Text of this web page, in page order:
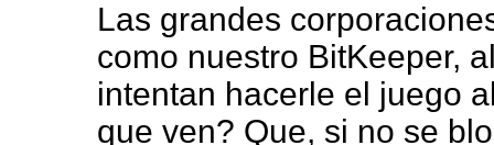
Las grandes
como nuestro BitKeeper,
intentan hacerle el juego
que ven? Que, si no se